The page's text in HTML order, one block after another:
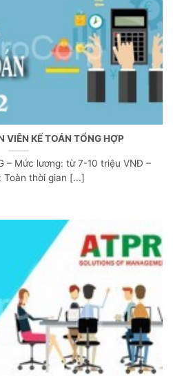
VIÊN KẾ TOÁN TỔNG HỢP
– Mức lương: từ 7-10 triệu VNĐ –
Toàn thời gian [...]